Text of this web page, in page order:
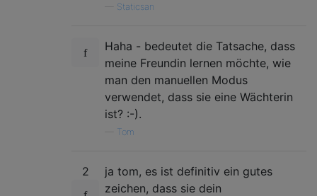
Staticsan
Haha - bedeutet die Tatsache, dass
meine Freundin lernen möchte, wie
man den manuellen Modus
verwendet, dass sie eine Wächterin
ist? :-).
Tom
2
ja tom, es ist definitiv ein gutes
zeichen, dass sie dein